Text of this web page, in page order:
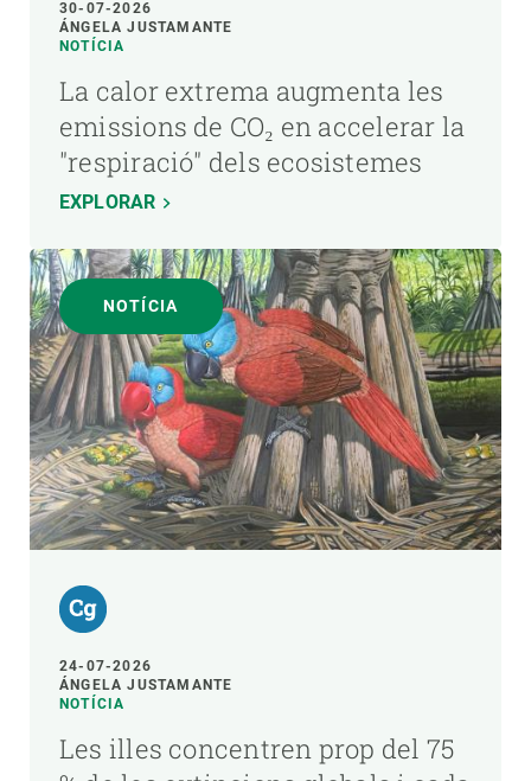
30-07-2026
ÁNGELA JUSTAMANTE
NOTÍCIA
La calor extrema augmenta les
emissions de CO₂ en accelerar la
"respiració" dels ecosistemes
EXPLORAR
NOTÍCIA
24-07-2026
ÁNGELA JUSTAMANTE
NOTÍCIA
Les illes concentren prop del 75